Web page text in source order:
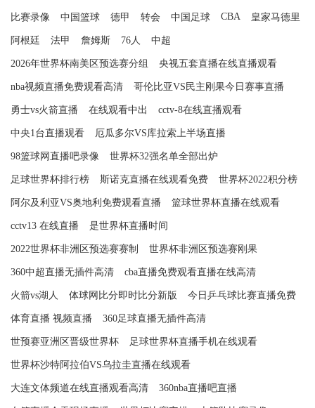
比赛录像 中国篮球 德甲 转会 中国足球 CBA 皇家马德里
阿根廷 法甲 詹姆斯 76人 中超
2026年世界杯南美区预选赛分组 央视五套直播在线直播观看
nba视频直播免费观看高清 哥伦比亚VS民主刚果今日赛事直播
勇士vs火箭直播 在线观看中出 cctv-8在线直播观看
中央1台直播观看 厄瓜多尔VS库拉索上半场直播
98篮球网直播吧录像 世界杯32强名单全部出炉
足球世界杯排行榜 斯诺克直播在线观看免费 世界杯2022积分榜
阿尔及利亚VS奥地利免费观看直播 篮球世界杯直播在线观看
cctv13 在线直播 是世界杯直播时间
2022世界杯非洲区预选赛赛制 世界杯非洲区预选赛刚果
360中超直播无插件高清 cba直播免费观看直播在线高清
火箭vs湖人 体球网比分即时比分新版 今日乒乓球比赛直播免费
体育直播 视频直播 360足球直播无插件高清
世预赛亚洲区晋级世界杯 足球世界杯直播手机在线观看
世界杯沙特阿拉伯VS乌拉圭直播在线观看
大连文体频道在线直播观看高清 360nba直播吧直播